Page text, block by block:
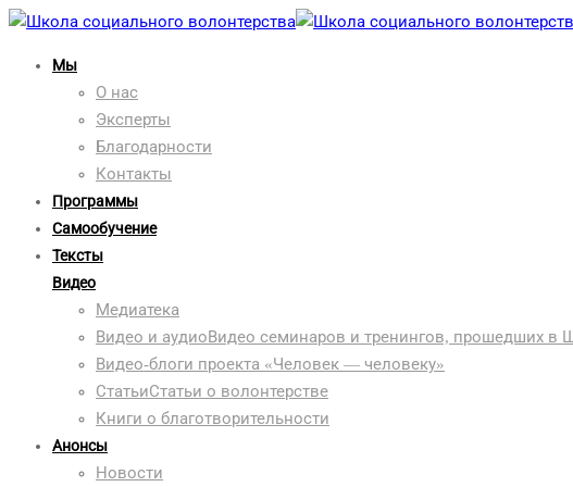
Мы
О нас
Эксперты
Благодарности
Контакты
Программы
Самообучение
Тексты
Видео
Медиатека
Видео и аудиоВидео семинаров и тренингов, прошедших в
Видео-блоги проекта «Человек — человеку»
СтатьиСтатьи о волонтерстве
Книги о благотворительности
Анонсы
Новости